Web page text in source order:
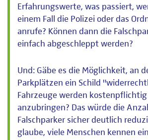
Erfahrungswerte, was passiert,
einem Fall die Polizei oder das
anrufe? Können dann die
einfach abgeschleppt werden?
Und: Gäbe es die Möglichkeit, an
Parkplätzen ein Schild
Fahrzeuge werden
anzubringen? Das würde die
Falschparker sicher deutlich
glaube, viele Menschen kennen